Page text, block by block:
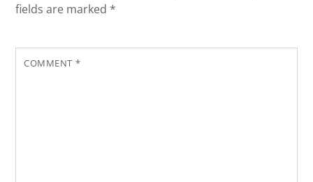
fields are marked *
COMMENT *